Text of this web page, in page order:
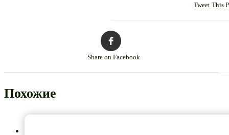
Tweet This
Share on Facebook
Похожие